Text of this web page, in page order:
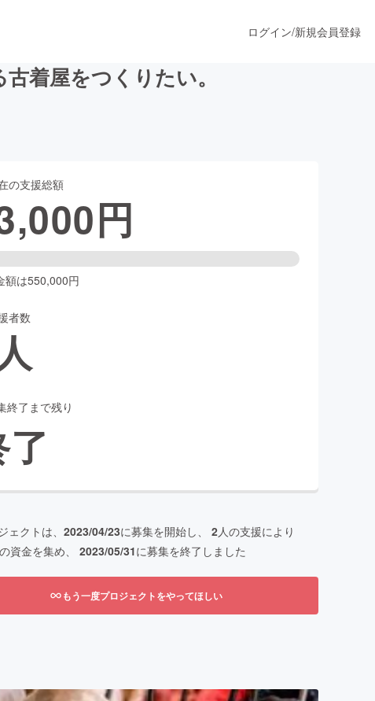
ファッション
ケア
ログイン/新規会員登録
着屋をつくりたい。
の支援総額
円
額は550,000円
者数
終了まで残り
ェクトは、 2023/04/23に募集を開始し、 2人の支援により
資金を集め、 2023/05/31に募集を終了しました
もう一度プロジェクトをやってほしい